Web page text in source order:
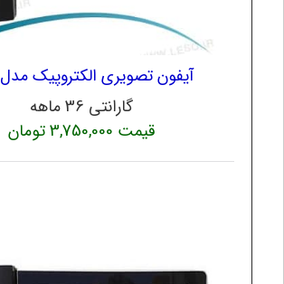
آیفون تصویری الکتروپیک مدل 996
گارانتی 36 ماهه
قیمت 3,750,000 تومان